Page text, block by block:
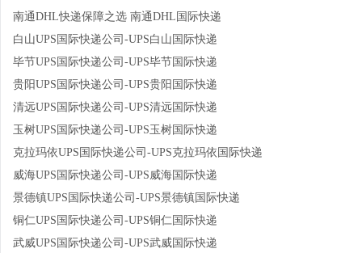
南通DHL快递保障之选 南通DHL国际快递
白山UPS国际快递公司-UPS白山国际快递
毕节UPS国际快递公司-UPS毕节国际快递
贵阳UPS国际快递公司-UPS贵阳国际快递
清远UPS国际快递公司-UPS清远国际快递
玉树UPS国际快递公司-UPS玉树国际快递
克拉玛依UPS国际快递公司-UPS克拉玛依国际快递
威海UPS国际快递公司-UPS威海国际快递
景德镇UPS国际快递公司-UPS景德镇国际快递
铜仁UPS国际快递公司-UPS铜仁国际快递
武威UPS国际快递公司-UPS武威国际快递